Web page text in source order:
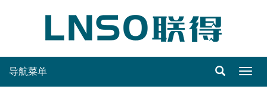
导航菜单